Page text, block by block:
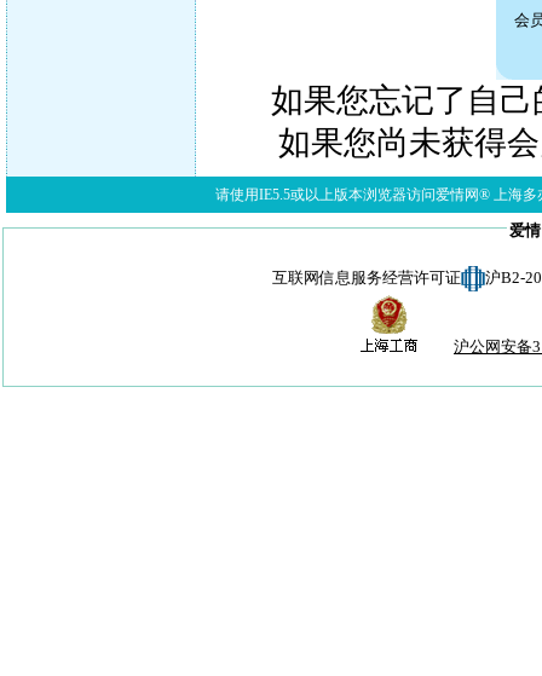
会
如果您忘记了自
如果您尚未获得
请使用IE5.5或以上版本浏览器访问爱情网® 上海多
爱
互联网信息服务经营许可证 沪B2-
沪公网安备